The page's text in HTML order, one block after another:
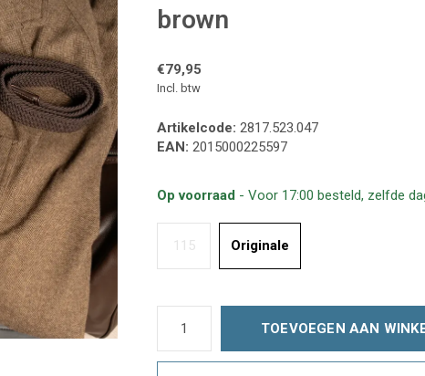
brown
€79,95
Incl. btw
Artikelcode: 2817.523.047
EAN: 2015000225597
Op voorraad - Voor 17:00 besteld, zelfde
115 Originale
TOEVOEGEN AAN